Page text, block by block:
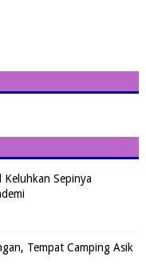
Keluhkan Sepinya
Tempat Camping Asik